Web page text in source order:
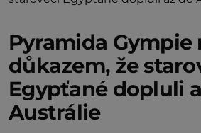
Pyramida Gympie
důkazem, že
Egypťané dopluli
Austrálie